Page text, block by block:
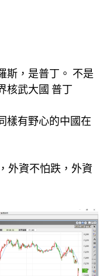
斯，是普丁。 不是
核武大國 普丁
樣有野心的中國在
外資不怕跌，外資